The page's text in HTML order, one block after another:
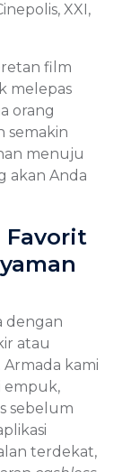
XXI,
film
melepas
orang
semakin
menuju
akan Anda
Favorit
dengan
atau
kami
empuk,
sebelum
terdekat,